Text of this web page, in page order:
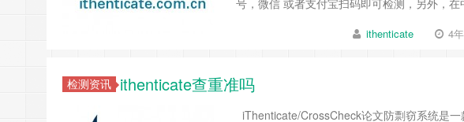
号，微信 或者支付宝扫码即可检测，另外，
ithenticate 4
检测资讯 ithenticate查重准吗
iThenticate/CrossCheck论文防剽窃系统是